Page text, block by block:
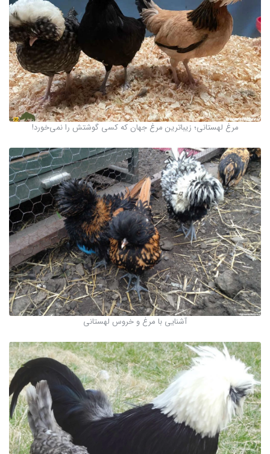
مرغ لهستانی؛ زیباترین مرغ جهان که کسی گوشتش را نمی‌خورد!
آشنایی با مرغ و خروس لهستانی